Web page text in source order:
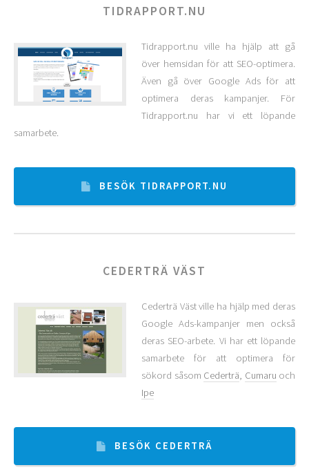
TIDRAPPORT.NU
Tidrapport.nu ville ha hjälp att gå
över hemsidan för att SEO-optimera.
Även gå över Google Ads för att
optimera deras kampanjer. För
Tidrapport.nu har vi ett löpande
samarbete.
BESÖK TIDRAPPORT.NU
CEDERTRÄ VÄST
Cederträ Väst ville ha hjälp med deras
Google Ads-kampanjer men också
deras SEO-arbete. Vi har ett löpande
samarbete för att optimera för
sökord såsom Cederträ, Cumaru och
Ipe
BESÖK CEDERTRÄ